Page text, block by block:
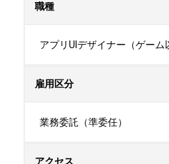
職種
アプリUIデザイナー（ゲーム
雇用区分
業務委託（準委任）
アクセス